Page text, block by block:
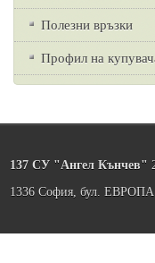
Полезни връзки
Профил на
137 СУ "Ангел Кънчев"
1336 София, бул. ЕВРОПА